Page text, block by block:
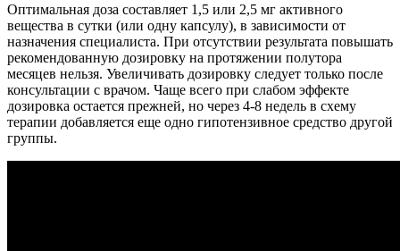
Оптимальная доза составляет 1,5 или 2,5 мг активного
вещества в сутки (или одну капсулу), в зависимости от
назначения специалиста. При отсутствии результата повышать
рекомендованную дозировку на протяжении полутора
месяцев нельзя. Увеличивать дозировку следует только после
консультации с врачом. Чаще всего при слабом эффекте
дозировка остается прежней, но через 4-8 недель в схему
терапии добавляется еще одно гипотензивное средство другой
группы.